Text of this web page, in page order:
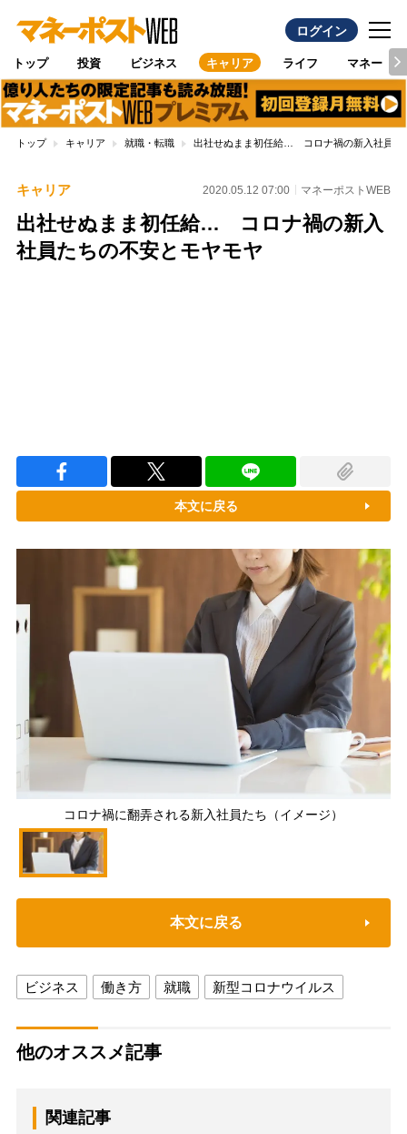
ログイン
トップ 投資 ビジネス キャリア ライフ マネー
トップ キャリア 就職・転職 出社せぬまま初任給… コロナ禍の新入社員た
キャリア 2020.05.12 07:00 マネーポストWEB
出社せぬまま初任給… コロナ禍の新入
社員たちの不安とモヤモヤ
本文に戻る
コロナ禍に翻弄される新入社員たち（イメージ）
本文に戻る
ビジネス 働き方 就職 新型コロナウイルス
他のオススメ記事
関連記事